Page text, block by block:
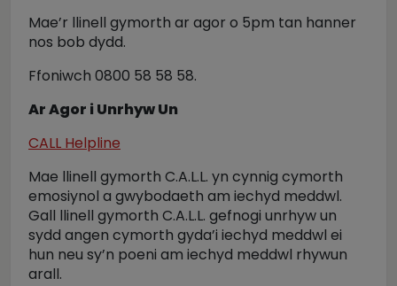
Mae’r llinell gymorth ar agor o 5pm tan hanner
nos bob dydd.
Ffoniwch 0800 58 58 58.
Ar Agor i Unrhyw Un
CALL Helpline
Mae llinell gymorth C.A.L.L. yn cynnig cymorth
emosiynol a gwybodaeth am iechyd meddwl.
Gall llinell gymorth C.A.L.L. gefnogi unrhyw un
sydd angen cymorth gyda’i iechyd meddwl ei
hun neu sy’n poeni am iechyd meddwl rhywun
arall.